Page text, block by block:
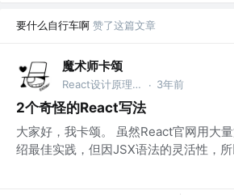
要什么自行车啊 赞了这篇文章
魔术师卡颂
React设计原理 作者 @裸辞前是前端｜自由职业3年 · 3年前
2个奇怪的React写法
大家好，我卡颂。 虽然React官网用大
绍最佳实践，但因JSX语法的灵活性，